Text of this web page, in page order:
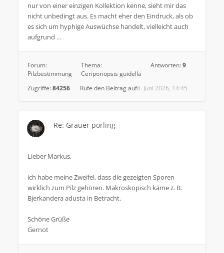
nur von einer einzigen Kollektion kenne, sieht mir das
nicht unbedingt aus. Es macht eher den Eindruck, als ob
es sich um hyphige Auswüchse handelt, vielleicht auch
aufgrund ...
Forum:
Pilzbestimmung
Thema:
Ceriporiopsis guidella
Antworten:9
Zugriffe:84256 8. Juni 2026, 14:45
Rufe den Beitrag auf
Re: Grauer porling
Lieber Markus,
ich habe meine Zweifel, dass die gezeigten Sporen
wirklich zum Pilz gehören. Makroskopisch käme z. B.
Bjerkandera adusta in Betracht.
Schöne Grüße
Gernot